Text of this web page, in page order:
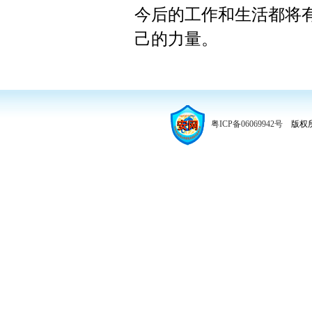
今后的工作和生活都将
己的力量。
粤ICP备06069942号 版权